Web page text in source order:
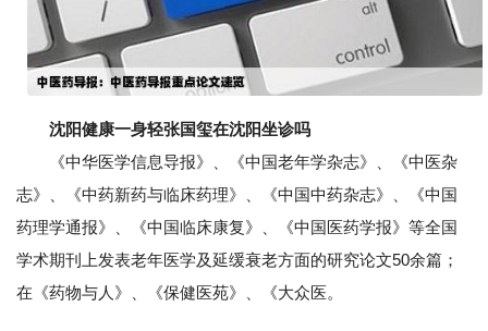
沈阳健康一身轻张国玺在沈阳坐诊吗
《中华医学信息导报》、《中国老年学杂志》、《中医杂
志》、《中药新药与临床药理》、《中国中药杂志》、《中国
药理学通报》、《中国临床康复》、《中国医药学报》等全国
学术期刊上发表老年医学及延缓衰老方面的研究论文50余篇；
在《药物与人》、《保健医苑》、《大众医。